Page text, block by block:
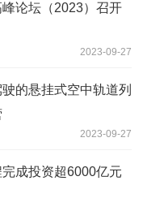
论坛（2023）召开
2023-09-27
的悬挂式空中轨道列
2023-09-27
成投资超6000亿元